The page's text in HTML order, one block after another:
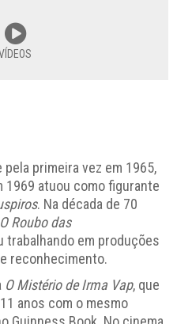
primeira vez em 1965,
1969 atuou como figurante
. Na década de 70
O Roubo das
trabalhando em produções
reconhecimento.
O Mistério de Irma Vap, que
anos com o mesmo